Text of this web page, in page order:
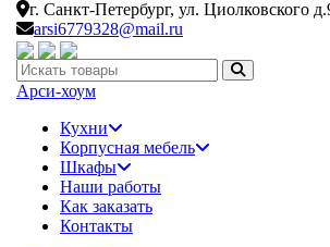
г. Санкт-Петербург, ул. Циолковского
arsi6779328@mail.ru
Искать:
Арси-хоум
Кухни
Корпусная мебель
Шкафы
Наши работы
Как заказать
Контакты